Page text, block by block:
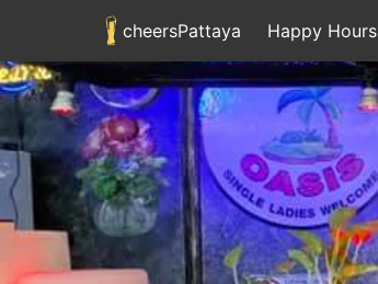
cheersPattaya Happy Hours